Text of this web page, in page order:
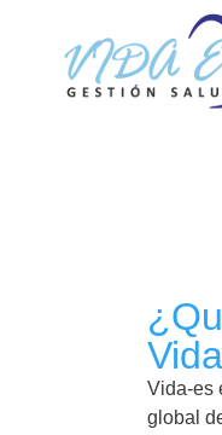
Vida-es
global